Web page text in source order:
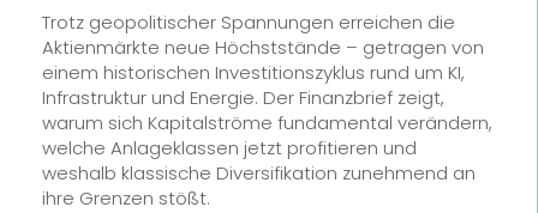
Trotz geopolitischer Spannungen erreichen die
Aktienmärkte neue Höchststände – getragen von
einem historischen Investitionszyklus rund um KI,
Infrastruktur und Energie. Der Finanzbrief zeigt,
warum sich Kapitalströme fundamental verändern,
welche Anlageklassen jetzt profitieren und
weshalb klassische Diversifikation zunehmend an
ihre Grenzen stößt.